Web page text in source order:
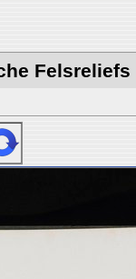
Felsreliefs